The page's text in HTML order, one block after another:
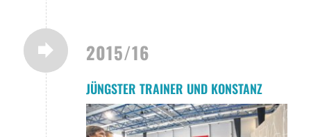
2015/16
JÜNGSTER TRAINER UND KONSTANZ